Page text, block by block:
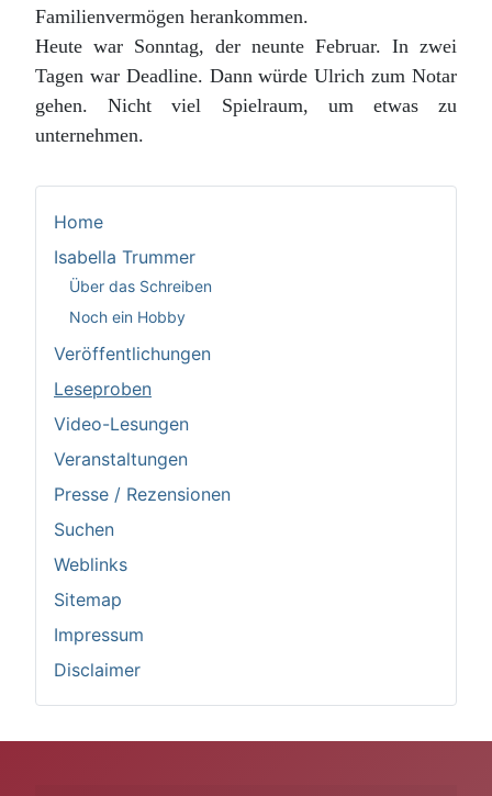
Home
Isabella Trummer
Über das Schreiben
Noch ein Hobby
Veröffentlichungen
Leseproben
Video-Lesungen
Veranstaltungen
Presse / Rezensionen
Suchen
Weblinks
Sitemap
Impressum
Disclaimer
Familienvermögen herankommen.
Heute war Sonntag, der neunte Februar. In zwei
Tagen war Deadline. Dann würde Ulrich zum Notar
gehen. Nicht viel Spielraum, um etwas zu
unternehmen.